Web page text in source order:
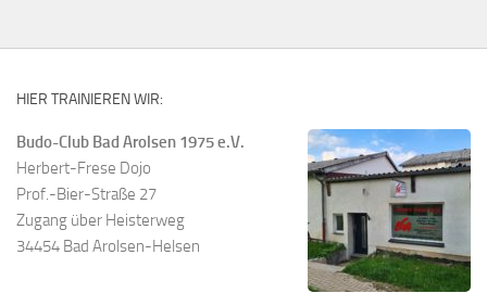
HIER TRAINIEREN WIR:
Budo-Club Bad Arolsen 1975 e.V.
Herbert-Frese Dojo
Prof.-Bier-Straße 27
Zugang über Heisterweg
34454 Bad Arolsen-Helsen